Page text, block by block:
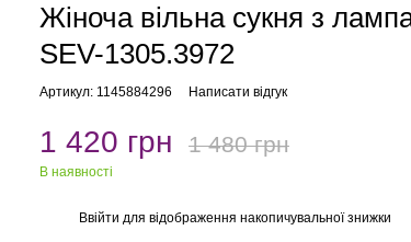
Жіноча вільна сукня з
SEV-1305.3972
Артикул: 1145884296 Написати відгук
1 420 грн 1 480 грн
В наявності
Ввійти для відображення накопичувальної знижки